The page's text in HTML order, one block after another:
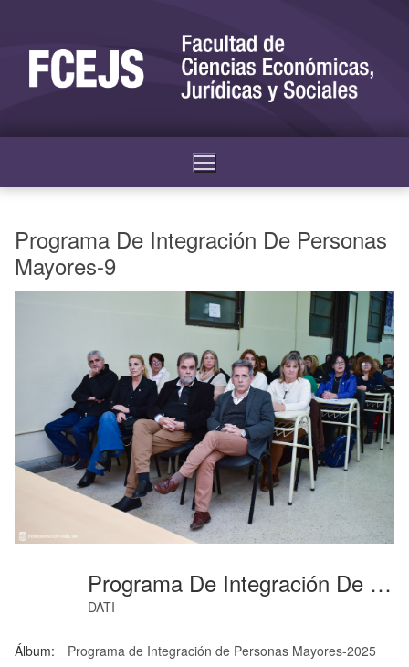
Programa De Integración De Personas
Mayores-9
Programa De Integración De Personas Mayores-9
DATI
Álbum: Programa de Integración de Personas Mayores-2025